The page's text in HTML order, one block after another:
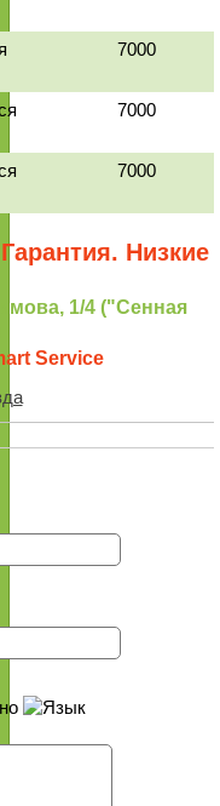
7000
7000
7000
Низкие
1/4 ("Сенная
Service